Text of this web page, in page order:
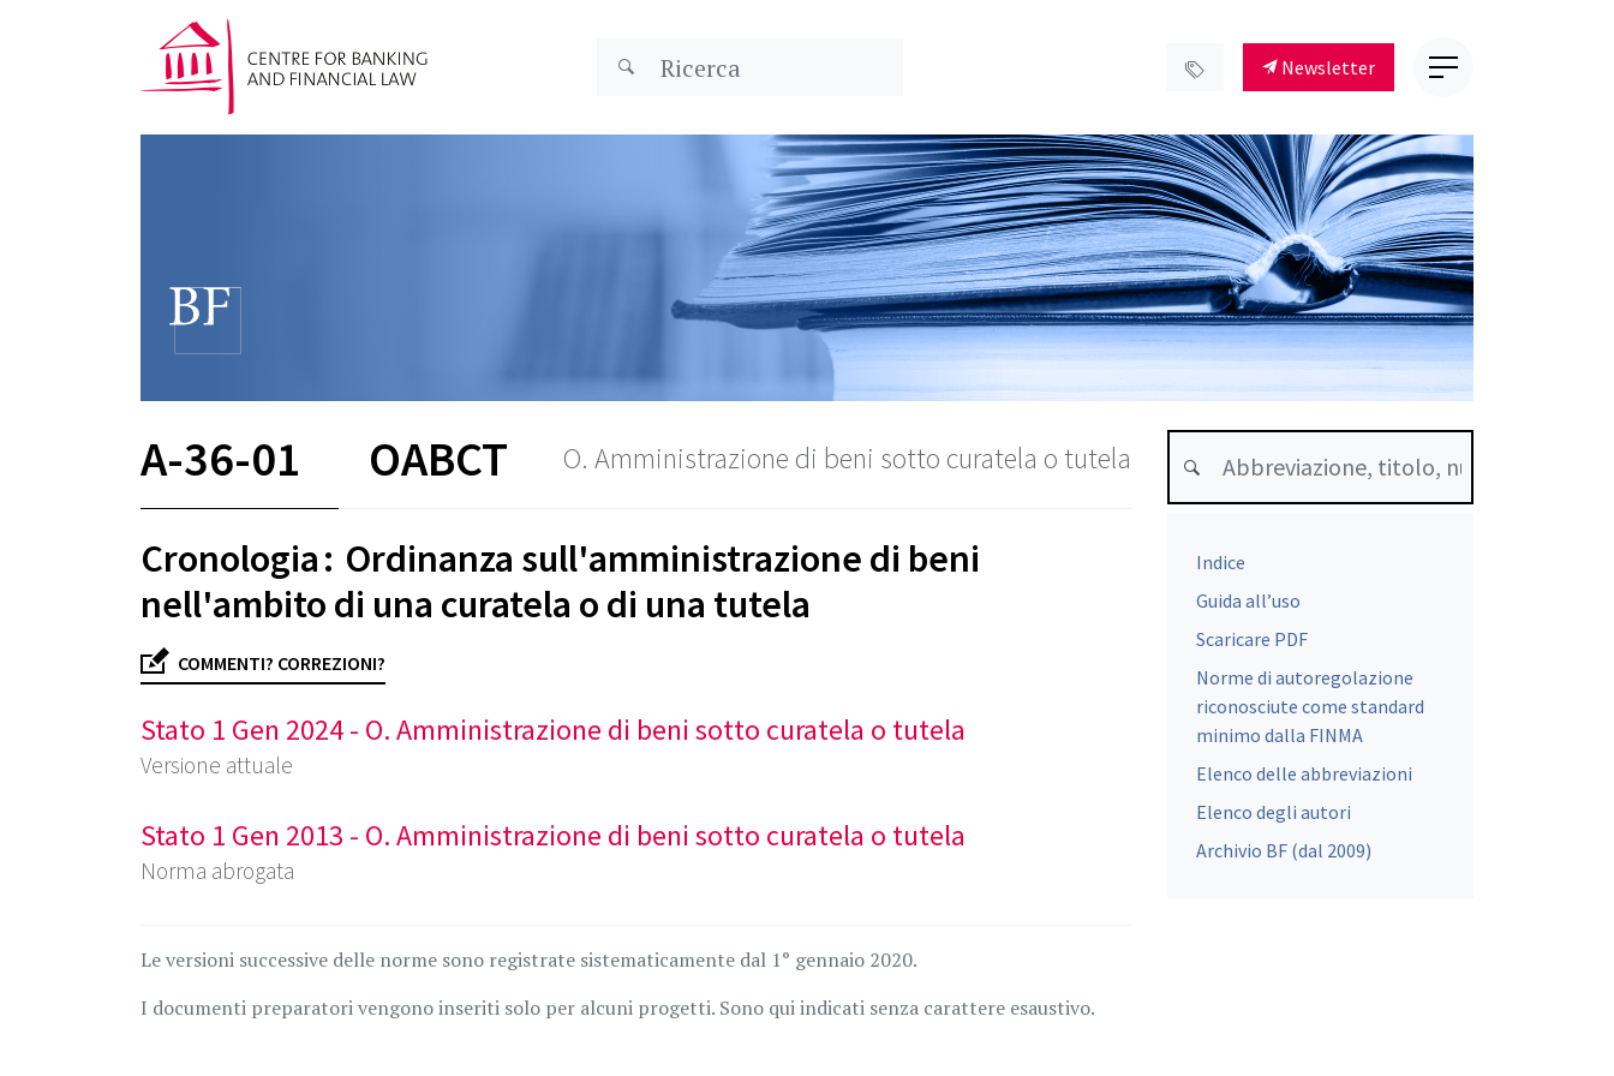
Newsletter
A-36-01 OABCT O. Amministrazione di beni sotto curatela o tutela
Cronologia : Ordinanza sull'amministrazione di beni
nell'ambito di una curatela o di una tutela
COMMENTI? CORREZIONI?
Stato 1 Gen 2024 - O. Amministrazione di beni sotto curatela o tutela
Versione attuale
Stato 1 Gen 2013 - O. Amministrazione di beni sotto curatela o tutela
Norma abrogata
Le versioni successive delle norme sono registrate sistematicamente dal 1° gennaio 2020.
I documenti preparatori vengono inseriti solo per alcuni progetti. Sono qui indicati senza carattere esaustivo.
Indice
Guida all’uso
Scaricare PDF
Norme di autoregolazione
riconosciute come standard
minimo dalla FINMA
Elenco delle abbreviazioni
Elenco degli autori
Archivio BF (dal 2009)